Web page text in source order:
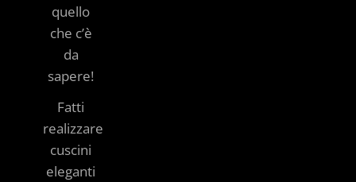
quello
che c’è
da
sapere!
Fatti
realizzare
cuscini
eleganti